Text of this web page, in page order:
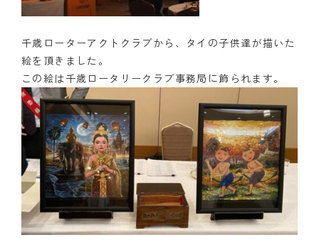
千歳ローターアクトクラブから、タイの子供達が描いた
絵を頂きました。
この絵は千歳ロータリークラブ事務局に飾られます。